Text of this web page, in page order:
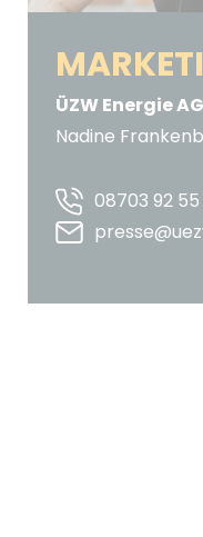
ÜZW Energie AG
Nadine
08703 92 55